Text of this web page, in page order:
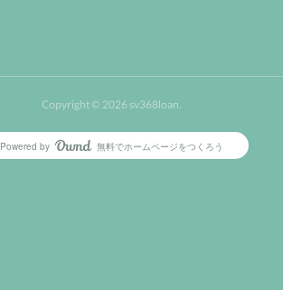
Copyright © 2026sv368loan.
Powered by AmebaOwnd
無料でホームページをつくろう